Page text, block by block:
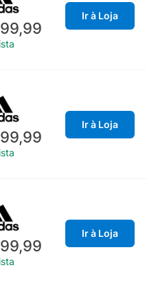
Ir à Loja
Ir à Loja
Ir à Loja